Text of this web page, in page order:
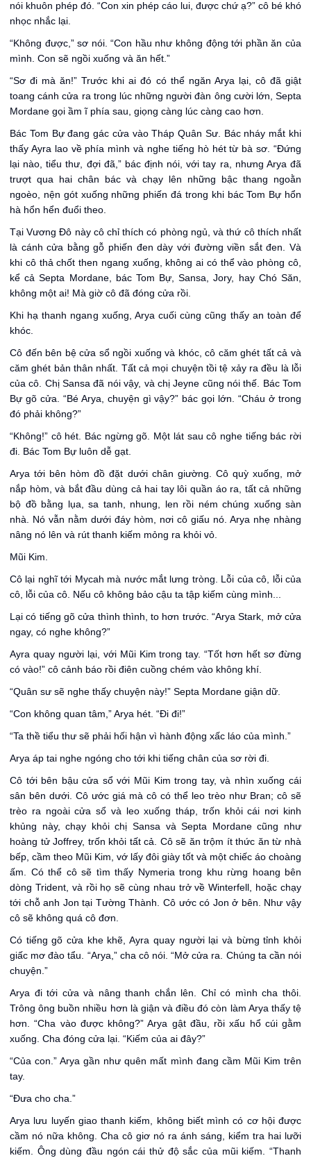
nói khuôn phép đó. “Con xin phép cáo lui, được chứ ạ?” cô bé khó
nhọc nhắc lại.
“Không được,” sơ nói. “Con hầu như không động tới phần ăn của
mình. Con sẽ ngồi xuống và ăn hết.”
“Sơ đi mà ăn!” Trước khi ai đó có thể ngăn Arya lại, cô đã giật
toang cánh cửa ra trong lúc những người đàn ông cười lớn, Septa
Mordane gọi ầm ĩ phía sau, giọng càng lúc càng cao hơn.
Bác Tom Bự đang gác cửa vào Tháp Quân Sư. Bác nháy mắt khi
thấy Ayra lao về phía mình và nghe tiếng hò hét từ bà sơ. “Đứng
lại nào, tiểu thư, đợi đã,” bác định nói, với tay ra, nhưng Arya đã
trượt qua hai chân bác và chạy lên những bậc thang ngoằn
ngoèo, nện gót xuống những phiến đá trong khi bác Tom Bự hổn
hà hổn hển đuổi theo.
Tại Vương Đô này cô chỉ thích có phòng ngủ, và thứ cô thích nhất
là cánh cửa bằng gỗ phiến đen dày với đường viền sắt đen. Và
khi cô thả chốt then ngang xuống, không ai có thể vào phòng cô,
kể cả Septa Mordane, bác Tom Bự, Sansa, Jory, hay Chó Săn,
không một ai! Mà giờ cô đã đóng cửa rồi.
Khi hạ thanh ngang xuống, Arya cuối cùng cũng thấy an toàn để
khóc.
Cô đến bên bệ cửa sổ ngồi xuống và khóc, cô căm ghét tất cả và
căm ghét bản thân nhất. Tất cả mọi chuyện tồi tệ xảy ra đều là lỗi
của cô. Chị Sansa đã nói vậy, và chị Jeyne cũng nói thế. Bác Tom
Bự gõ cửa. “Bé Arya, chuyện gì vậy?” bác gọi lớn. “Cháu ở trong
đó phải không?”
“Không!” cô hét. Bác ngừng gõ. Một lát sau cô nghe tiếng bác rời
đi. Bác Tom Bự luôn dễ gạt.
Arya tới bên hòm đồ đặt dưới chân giường. Cô quỳ xuống, mở
nắp hòm, và bắt đầu dùng cả hai tay lôi quần áo ra, tất cả những
bộ đồ bằng lụa, sa tanh, nhung, len rồi ném chúng xuống sàn
nhà. Nó vẫn nằm dưới đáy hòm, nơi cô giấu nó. Arya nhẹ nhàng
nâng nó lên và rút thanh kiếm mỏng ra khỏi vỏ.
Mũi Kim.
Cô lại nghĩ tới Mycah mà nước mắt lưng tròng. Lỗi của cô, lỗi của
cô, lỗi của cô. Nếu cô không bảo cậu ta tập kiếm cùng mình...
Lại có tiếng gõ cửa thình thình, to hơn trước. “Arya Stark, mở cửa
ngay, có nghe không?”
Ayra quay người lại, với Mũi Kim trong tay. “Tốt hơn hết sơ đừng
có vào!” cô cảnh báo rồi điên cuồng chém vào không khí.
“Quân sư sẽ nghe thấy chuyện này!” Septa Mordane giận dữ.
“Con không quan tâm,” Arya hét. “Đi đi!”
“Ta thề tiểu thư sẽ phải hối hận vì hành động xấc láo của mình.”
Arya áp tai nghe ngóng cho tới khi tiếng chân của sơ rời đi.
Cô tới bên bậu cửa sổ với Mũi Kim trong tay, và nhìn xuống cái
sân bên dưới. Cô ước giá mà cô có thể leo trèo như Bran; cô sẽ
trèo ra ngoài cửa sổ và leo xuống tháp, trốn khỏi cái nơi kinh
khủng này, chạy khỏi chị Sansa và Septa Mordane cũng như
hoàng tử Joffrey, trốn khỏi tất cả. Cô sẽ ăn trộm ít thức ăn từ nhà
bếp, cầm theo Mũi Kim, vớ lấy đôi giày tốt và một chiếc áo choàng
ấm. Có thể cô sẽ tìm thấy Nymeria trong khu rừng hoang bên
dòng Trident, và rồi họ sẽ cùng nhau trở về Winterfell, hoặc chạy
tới chỗ anh Jon tại Tường Thành. Cô ước có Jon ở bên. Như vậy
cô sẽ không quá cô đơn.
Có tiếng gõ cửa khe khẽ, Ayra quay người lại và bừng tỉnh khỏi
giấc mơ đào tẩu. “Arya,” cha cô nói. “Mở cửa ra. Chúng ta cần nói
chuyện.”
Arya đi tới cửa và nâng thanh chắn lên. Chỉ có mình cha thôi.
Trông ông buồn nhiều hơn là giận và điều đó còn làm Arya thấy tệ
hơn. “Cha vào được không?” Arya gật đầu, rồi xấu hổ cúi gằm
xuống. Cha đóng cửa lại. “Kiếm của ai đây?”
“Của con.” Arya gần như quên mất mình đang cầm Mũi Kim trên
tay.
“Đưa cho cha.”
Arya lưu luyến giao thanh kiếm, không biết mình có cơ hội được
cầm nó nữa không. Cha cô giơ nó ra ánh sáng, kiểm tra hai lưỡi
kiếm. Ông dùng đầu ngón cái thử độ sắc của mũi kiếm. “Thanh